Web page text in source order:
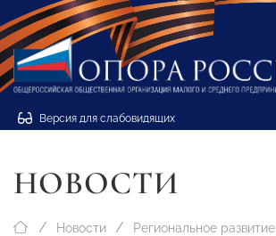
Версия для слабовидящих
НОВОСТИ
Новости Региональное развитие